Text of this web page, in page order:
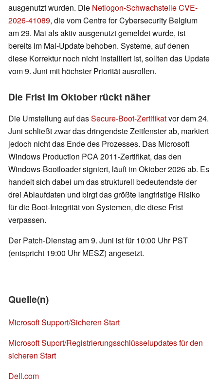
ausgenutzt wurden. Die Netlogon-Schwachstelle CVE-
2026-41089, die vom Centre for Cybersecurity Belgium
am 29. Mai als aktiv ausgenutzt gemeldet wurde, ist
bereits im Mai-Update behoben. Systeme, auf denen
diese Korrektur noch nicht installiert ist, sollten das Update
vom 9. Juni mit höchster Priorität ausrollen.
Die Frist im Oktober rückt näher
Die Umstellung auf dasSecure-Boot-Zertifikatvor dem 24.
Juni schließt zwar das dringendste Zeitfenster ab, markiert
jedoch nicht das Ende des Prozesses. Das Microsoft
Windows Production PCA 2011-Zertifikat, das den
Windows-Bootloader signiert, läuft im Oktober 2026 ab. Es
handelt sich dabei um das strukturell bedeutendste der
drei Ablaufdaten und birgt das größte langfristige Risiko
für die Boot-Integrität von Systemen, die diese Frist
verpassen.
Der Patch-Dienstag am 9. Juni ist für 10:00 Uhr PST
(entspricht 19:00 Uhr MESZ) angesetzt.
Quelle(n)
Microsoft Support/Sicheren Start
Microsoft Suport/Registrierungsschlüsselupdates für den
sicheren Start
Dell.com